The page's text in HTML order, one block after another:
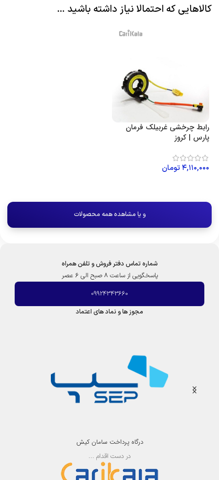
کالاهایی که احتمالا نیاز داشته باشید …
رابط چرخشی غربیلک فرمان
پارس | کروز
۴,۱۱۰,۰۰۰تومان
و یا مشاهده همه محصولات
شماره تماس دفتر فروش و تلفن همراه
پاسخگویی از ساعت 8 صبح الی 6 عصر
09924343660
مجوز ها و نماد های اعتماد
درگاه پرداخت سامان کیش
در دست اقدام ...